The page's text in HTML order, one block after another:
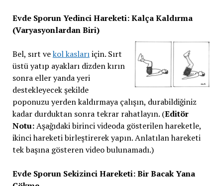
Evde Sporun Yedinci Hareketi: Kalça Kaldırma
(Varyasyonlardan Biri)
Bel, sırt vekol kaslarıiçin. Sırt
üstü yatıp ayakları dizden kırın
sonra eller yanda yeri
destekleyecek şekilde
poponuzu yerden kaldırmaya çalışın, durabildiğiniz
kadar durduktan sonra tekrar rahatlayın. (Editör
Notu:Aşağıdaki birinci videoda gösterilen hareketle,
ikinci hareketi birleştirerek yapın. Anlatılan hareketi
tek başına gösteren video bulunamadı.)
Evde Sporun Sekizinci Hareketi: Bir Bacak Yana